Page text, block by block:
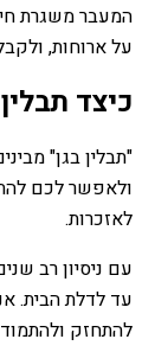
המעבר משגרת
על ארוחות,
כיצד
"תבלין בגן"
ולאפשר לכם
לאזכרות.
עם ניסיון רב
עד לדלת הבית.
להתחזק